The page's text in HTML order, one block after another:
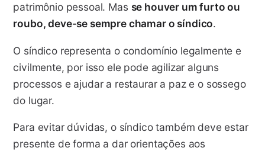
patrimônio pessoal. Mas se houver um furto ou
roubo, deve-se sempre chamar o síndico.
O síndico representa o condomínio legalmente e
civilmente, por isso ele pode agilizar alguns
processos e ajudar a restaurar a paz e o sossego
do lugar.
Para evitar dúvidas, o síndico também deve estar
presente de forma a dar orientações aos